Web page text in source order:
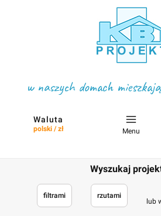
w naszych domach
Waluta
polski / zł Menu
Wyszukaj
filtrami rzutami
lub